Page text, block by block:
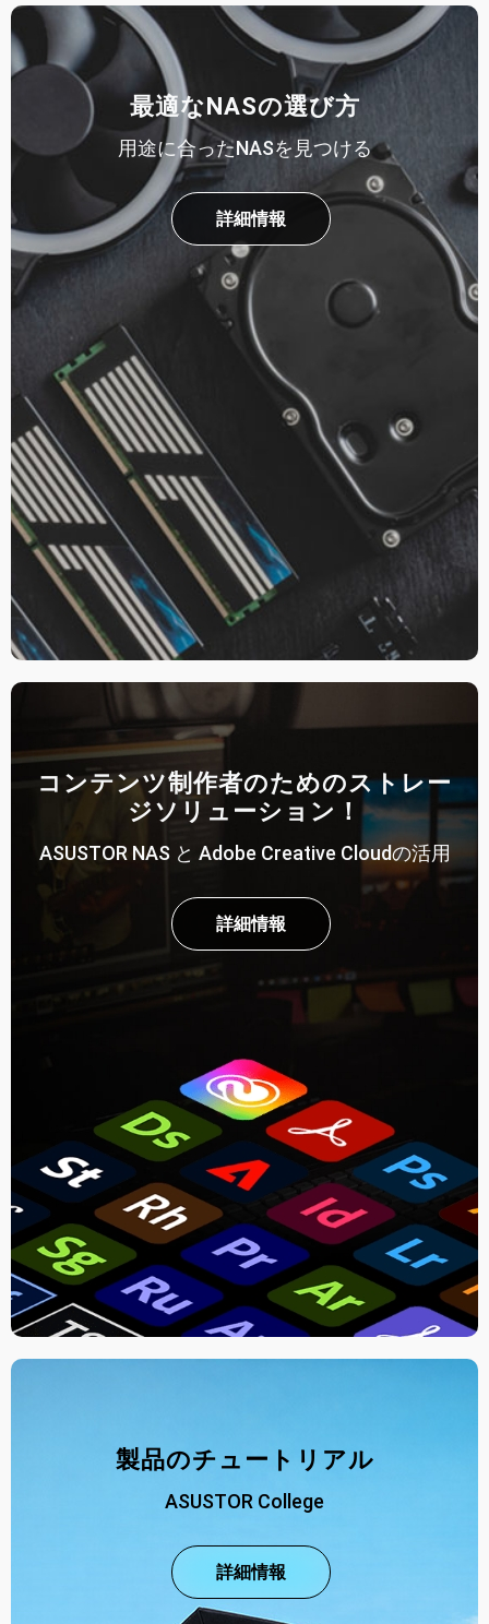
最適なNASの選び方
用途に合ったNASを見つける
詳細情報
コンテンツ制作者のためのストレー
ジソリューション！
ASUSTOR NAS と Adobe Creative Cloudの活用
詳細情報
製品のチュートリアル
ASUSTOR College
詳細情報